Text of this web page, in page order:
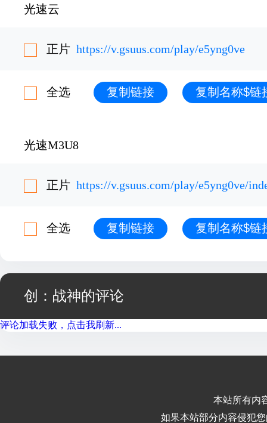
光速云
正片 https://v.gsuus.com/play/e5yng0ve
全选 复制链接 复制名称$链
光速M3U8
正片 https://v.gsuus.com/play/e5yng0ve/
全选 复制链接 复制名称$链
创：战神的评论
评论加载失败，点击我刷新...
本站所有内
如果本站部分内容侵犯